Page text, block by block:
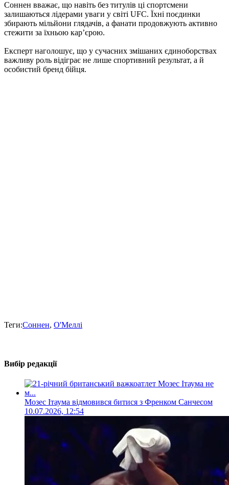
Соннен вважає, що навіть без титулів ці спортсмени
залишаються лідерами уваги у світі UFC. Їхні поєдинки
збирають мільйони глядачів, а фанати продовжують активно
стежити за їхньою кар’єрою.
Експерт наголошує, що у сучасних змішаних єдиноборствах
важливу роль відіграє не лише спортивний результат, а й
особистий бренд бійця.
Теги:Соннен, О'Меллі
Вибір редакції
Мозес Ітаума відмовився битися з Френком Санчесом
10.07.2026, 12:54